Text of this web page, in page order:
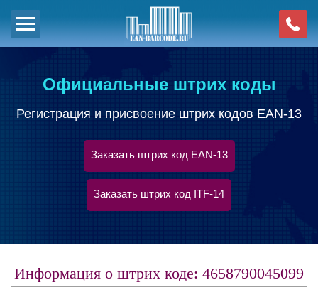
Официальные штрих коды
Регистрация и присвоение штрих кодов EAN-13
Заказать штрих код EAN-13
Заказать штрих код ITF-14
Информация о штрих коде: 4658790045099